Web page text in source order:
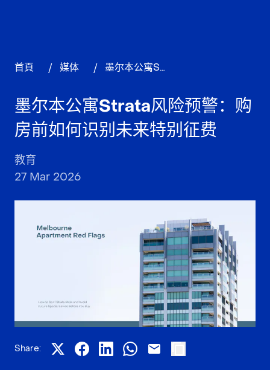
首頁 / 媒体 / 墨尔本公寓Strata风险预警：购房前如何识别未来特别征费
墨尔本公寓Strata风险预警：购
房前如何识别未来特别征费
教育
27 Mar 2026
Share: